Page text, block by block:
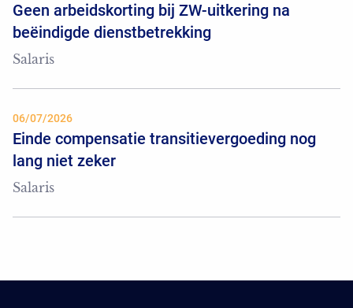
Geen arbeidskorting bij ZW-uitkering na
beëindigde dienstbetrekking
Salaris
06/07/2026
Einde compensatie transitievergoeding nog
lang niet zeker
Salaris